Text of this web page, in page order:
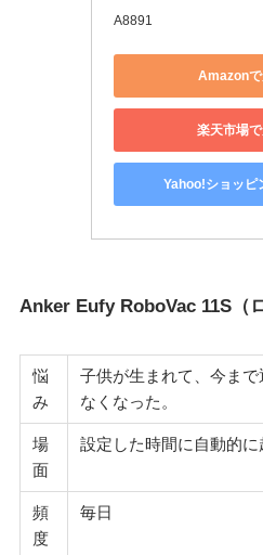
A8891
Amazonで
楽天市場
Yahoo!ショッピ
Anker Eufy RoboVac 11S（
悩
み
子供が生まれて、今ま
なくなった。
場
面
設定した時間に自動的に
頻
度
毎日